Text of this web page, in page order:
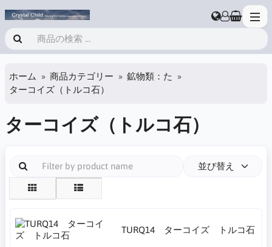
ホーム 商品カテゴリー
鉱物類：た
ターコイズ（トルコ石）
ターコイズ（トルコ石）
並び替え
TURQ14 ターコイズ トルコ石